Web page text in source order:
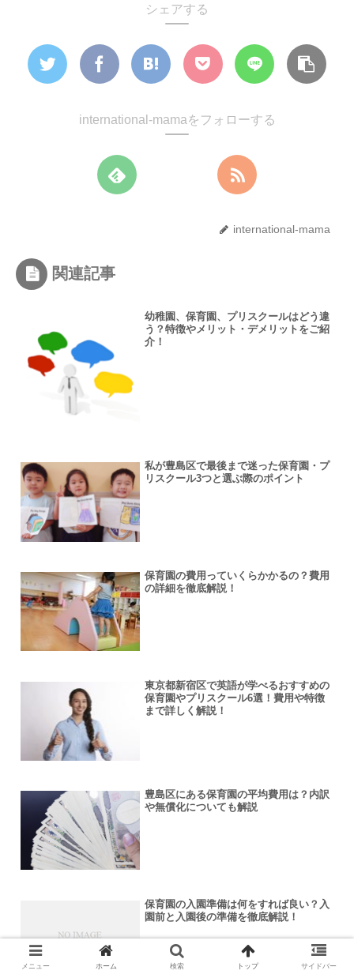
シェアする
international-mamaをフォローする
international-mama
関連記事
幼稚園、保育園、プリスクールはどう違
う？特徴やメリット・デメリットをご紹
介！
私が豊島区で最後まで迷った保育園・プ
リスクール3つと選ぶ際のポイント
保育園の費用っていくらかかるの？費用
の詳細を徹底解説！
東京都新宿区で英語が学べるおすすめの
保育園やプリスクール6選！費用や特徴
まで詳しく解説！
豊島区にある保育園の平均費用は？内訳
や無償化についても解説
保育園の入園準備は何をすれば良い？入
園前と入園後の準備を徹底解説！
メニュー ホーム 検索 トップ サイドバー